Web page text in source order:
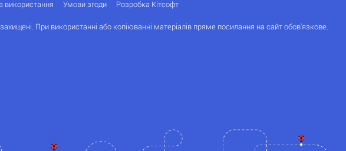
використання Умови згоди Розробка Кітсофт
При використанні або копіюванні матеріалів пряме посилання на сайт обов'язкове.